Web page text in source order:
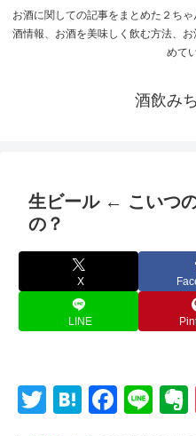
お酒に関しての記事をまとめた２ち
酒情報、お酒を美味しく飲む方法、
めて
酒飲み
生ビール ← こいつ
の？
X
LINE
T
H
F
Li